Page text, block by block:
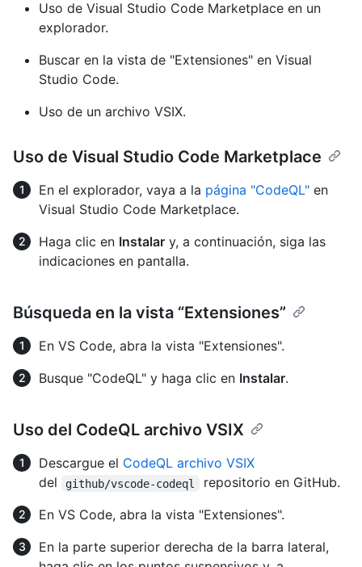
Uso de Visual Studio Code Marketplace en un
explorador.
Buscar en la vista de "Extensiones" en Visual
Studio Code.
Uso de un archivo VSIX.
Uso de Visual Studio Code Marketplace
En el explorador, vaya a la página "CodeQL" en
Visual Studio Code Marketplace.
Haga clic en Instalar y, a continuación, siga las
indicaciones en pantalla.
Búsqueda en la vista “Extensiones”
En VS Code, abra la vista "Extensiones".
Busque "CodeQL" y haga clic en Instalar.
Uso del CodeQL archivo VSIX
Descargue el CodeQL archivo VSIX
del
github/vscode-codeql
repositorio en GitHub.
En VS Code, abra la vista "Extensiones".
En la parte superior derecha de la barra lateral,